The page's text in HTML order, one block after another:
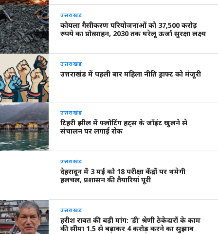
उत्तराखंड
कोयला गैसीकरण परियोजनाओं को 37,500 करोड़
रुपये का प्रोत्साहन, 2030 तक घरेलू ऊर्जा सुरक्षा लक्ष्य
उत्तराखंड
उत्तराखंड में पहली बार महिला नीति ड्राफ्ट को मंजूरी
उत्तराखंड
टिहरी झील में फ्लोटिंग हट्स के जॉइंट खुलने से
संचालन पर लगाई रोक
उत्तराखंड
देहरादून में 3 मई को 18 परीक्षा केंद्रों पर थमेगी
हलचल, प्रशासन की तैयारियां पूरी
उत्तराखंड
हरीश रावत की बड़ी मांग: ‘डी’ श्रेणी ठेकेदारों के काम
की सीमा 1.5 से बढ़ाकर 4 करोड़ करने का सुझाव